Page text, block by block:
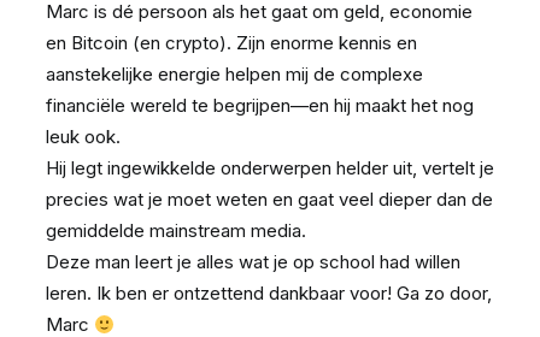
Marc is dé persoon als het gaat om geld, economie
en Bitcoin (en crypto). Zijn enorme kennis en
aanstekelijke energie helpen mij de complexe
financiële wereld te begrijpen—en hij maakt het nog
leuk ook.
Hij legt ingewikkelde onderwerpen helder uit, vertelt je
precies wat je moet weten en gaat veel dieper dan de
gemiddelde mainstream media.
Deze man leert je alles wat je op school had willen
leren. Ik ben er ontzettend dankbaar voor! Ga zo door,
Marc